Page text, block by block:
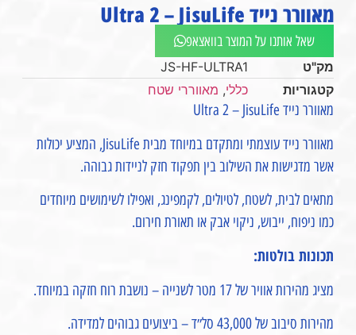
מאוורר נייד Ultra 2 – JisuLife
שאל אותנו על המוצר בוואצאפ
מק"ט
JS-HF-ULTRA1
קטגוריות
כללי, מאווררי שטח
מאוורר נייד Ultra 2 – JisuLife
מאוורר נייד עוצמתי ומתקדם במיוחד מבית JisuLife, המציע יכולות
אשר מדגישות את השילוב בין תפקוד חזק לניידות גבוהה.
מתאים לבית, לשטח, לטיולים, לקמפינג, ואפילו לשימושים מיוחדים
כמו ניפוח, ייבוש, ניקוי אבק או תאורת חירום.
תכונות בולטות:
מציג מהירות אוויר של 17 מטר לשנייה – נושבת רוח חזקה במיוחד.
מהירות סיבוב של 43,000 סל״ד – ביצועים גבוהים למדידה.